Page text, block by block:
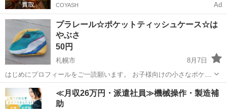
COYASH Ad
プラレール☆ポケットティッシュケース☆は
やぶさ
50円
札幌市
8月7日
はじめにプロフィールをご一読願います。 お子様向けの小さなポケッ
トティッシュ用ケースです。 (通常サイズのポケットティッシュは入り
ません) どのように手に入れたか記憶に無いのですが、ほとんど使いま
せんでしたのでキレイです♪...
北海道 札幌市 キッズ用品 ポケットティッシュ
≪月収26万円・派遣社員≫機械操作・製造補
助